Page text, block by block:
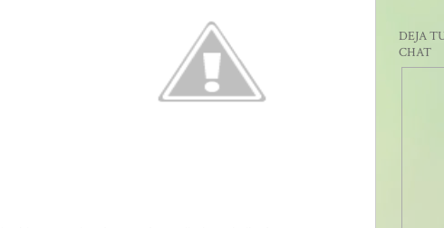
DEJA
CHAT